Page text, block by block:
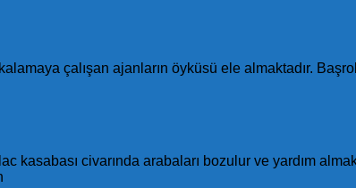
çalışan ajanların öyküsü ele almaktadır.
civarında arabaları bozulur ve yardım